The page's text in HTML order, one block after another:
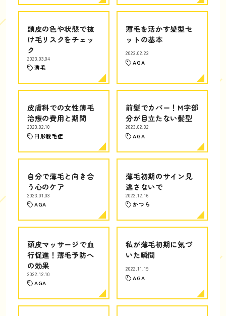
頭皮の色や状態で抜
け毛リスクをチェッ
ク
2023.03.04
薄毛
薄毛を活かす髪型セ
ットの基本
2023.02.23
AGA
皮膚科での女性薄毛
治療の費用と期間
2023.02.10
円形脱毛症
前髪でカバー！M字部
分が目立たない髪型
2023.02.02
AGA
自分で薄毛と向き合
う心のケア
2023.01.03
AGA
薄毛初期のサイン見
逃さないで
2022.12.16
かつら
頭皮マッサージで血
行促進！薄毛予防へ
の効果
2022.12.10
AGA
私が薄毛初期に気づ
いた瞬間
2022.11.19
AGA